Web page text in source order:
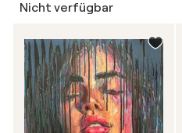
Nicht verfügbar